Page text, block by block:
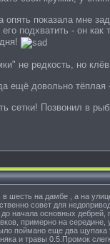
показала мне зад
подхватить - он как
не редкость, но клёв
ещё довольно тёплая -
сетки! Позвонил в
на дамбе , а на
совет для
начала основных дебрей,
примерно на
поймано еще два щупака
и травы 0.5.Промок